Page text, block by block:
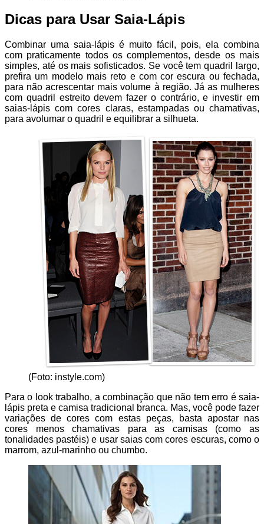
Dicas para Usar Saia-Lápis
Combinar uma saia-lápis é muito fácil, pois, ela combina
com praticamente todos os complementos, desde os mais
simples, até os mais sofisticados. Se você tem quadril largo,
prefira um modelo mais reto e com cor escura ou fechada,
para não acrescentar mais volume à região. Já as mulheres
com quadril estreito devem fazer o contrário, e investir em
saias-lápis com cores claras, estampadas ou chamativas,
para avolumar o quadril e equilibrar a silhueta.
(Foto: instyle.com)
Para o look trabalho, a combinação que não tem erro é saia-
lápis preta e camisa tradicional branca. Mas, você pode fazer
variações de cores com estas peças, basta apostar nas
cores menos chamativas para as camisas (como as
tonalidades pastéis) e usar saias com cores escuras, como o
marrom, azul-marinho ou chumbo.